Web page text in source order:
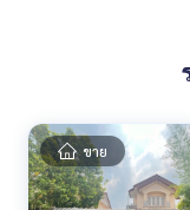
กธนาคาร**
**พร้อมอัตราดอกเบี้
ประเมิน**
ขาย